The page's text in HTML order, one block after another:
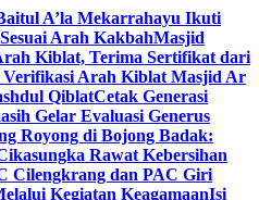
A’la Mekarrahayu Ikuti
Arah KakbahMasjid
Kiblat, Terima Sertifikat dari
Arah Kiblat Masjid Ar
QiblatCetak Generasi
Gelar Evaluasi Generus
Royong di Bojong Badak:
Rawat Kebersihan
Cilengkrang dan PAC Giri
Kegiatan KeagamaanIsi